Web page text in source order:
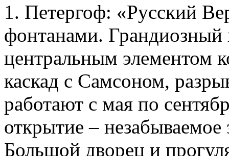
1. Петергоф: «Русский
фонтанами. Грандиозный
центральным элементом
каскад с Самсоном,
работают с мая по
открытие –
Большой дворец и